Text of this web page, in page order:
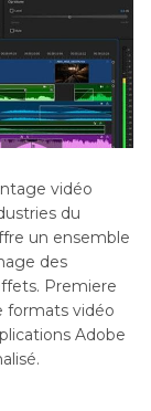
vidéo
du
un ensemble
des
Premiere
formats vidéo
Adobe